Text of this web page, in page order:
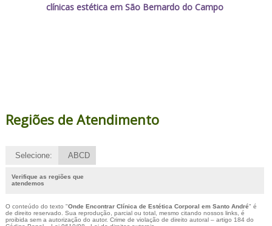
clínicas estética em São Bernardo do Campo
Regiões de Atendimento
Selecione: ABCD
Verifique as regiões que
atendemos
O conteúdo do texto "Onde Encontrar Clínica de Estética Corporal em Santo André" é
de direito reservado. Sua reprodução, parcial ou total, mesmo citando nossos links, é
proibida sem a autorização do autor. Crime de violação de direito autoral – artigo 184 do